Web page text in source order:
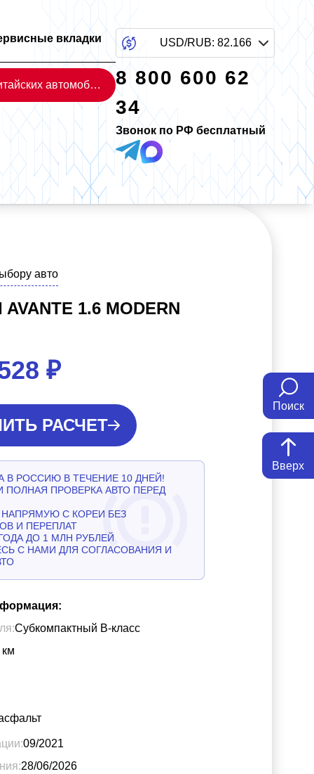
Поиск
Вверх
вкладки
Каталог китайских автомобилей
USD/RUB: 82.166
8 800 600 62
34
Звонок по РФ бесплатный
авто
AVANTE 1.6 MODERN
₽
РАСЧЕТ
В РОССИЮ В ТЕЧЕНИЕ 10 ДНЕЙ!
ПОЛНАЯ ПРОВЕРКА АВТО ПЕРЕД
С КОРЕИ БЕЗ
И ПЕРЕПЛАТ
ДО 1 МЛН РУБЛЕЙ
С НАМИ ДЛЯ СОГЛАСОВАНИЯ И
Субкомпактный B-класс
км
09/2021
28/06/2026